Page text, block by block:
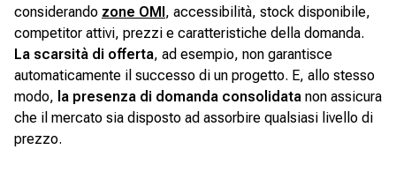
considerando zone OMI, accessibilità, stock disponibile,
competitor attivi, prezzi e caratteristiche della domanda.
La scarsità di offerta, ad esempio, non garantisce
automaticamente il successo di un progetto. E, allo stesso
modo, la presenza di domanda consolidata non assicura
che il mercato sia disposto ad assorbire qualsiasi livello di
prezzo.